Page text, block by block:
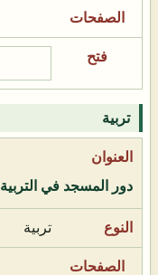
تربية
دور المسجد في التربية
تربية